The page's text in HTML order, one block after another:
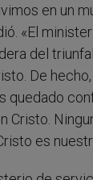
en un
«El
del
De
quedado
Cristo.
es